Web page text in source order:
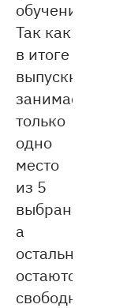
обучение.
Так как
в итоге
выпускник
занимает
только
одно
место
из 5
выбранных,
а
остальные
остаются
свободными.